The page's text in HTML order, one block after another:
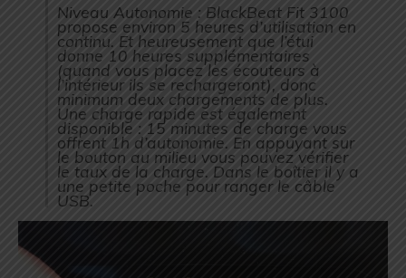
Niveau Autonomie : BlackBeat Fit 3100
propose environ 5 heures d’utilisation en
continu. Et heureusement que l’étui
donne 10 heures supplémentaires
(quand vous placez les écouteurs à
l’intérieur ils se rechargeront), donc
minimum deux chargements de plus.
Une charge rapide est également
disponible : 15 minutes de charge vous
offrent 1h d’autonomie. En appuyant sur
le bouton au milieu vous pouvez vérifier
le taux de la charge. Dans le boîtier il y a
une petite poche pour ranger le câble
USB.